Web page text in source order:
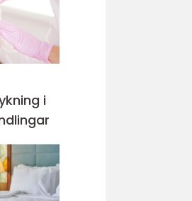
i